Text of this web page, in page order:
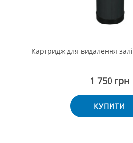
Картридж для видалення
1 750 грн
КУПИТИ